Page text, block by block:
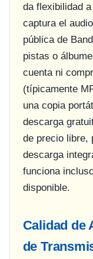
da flexibilidad
captura el
pública de
pistas o
cuenta ni
(típicamente
una copia
descarga
de precio libre,
descarga
funciona
disponible.
Calidad de
de